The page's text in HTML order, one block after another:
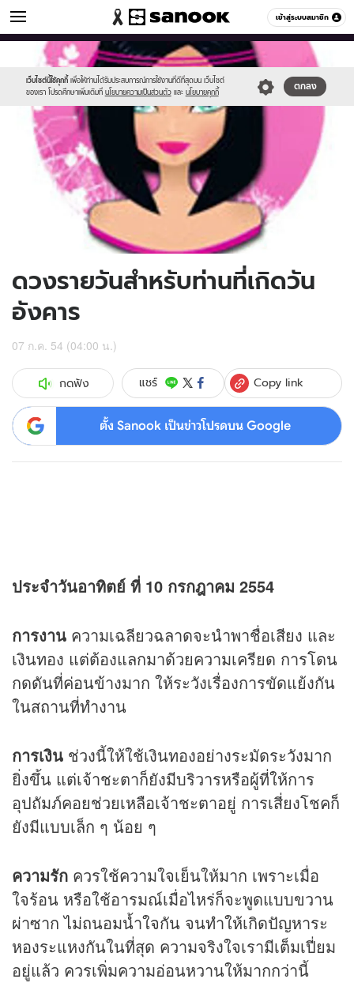
เข้าสู่ระบบสมาชิก
ดูดวง หมวดอื่นๆ
เว็บไซต์นี้ใช้คุกกี้ เพื่อให้ท่านได้รับประสบการณ์การใช้งานที่ดีที่สุดบน เว็บไซต์
ของเรา โปรดศึกษาเพิ่มเติมที่ นโยบายความเป็นส่วนตัว และ นโยบายคุกกี้
ตกลง
Sanook
//s.isanook.com/sr/0/images/logo-
sanook.png
//s.isanook.com/ho/0/ud/3/16253/170-
ดวงรายวันสำหรับท่านที่เกิดวัน
อังคาร
07 ก.ค. 54 (04:00 น.)
กดฟัง แชร์ Copy link
ตั้ง Sanook เป็นข่าวโปรดบน Google
ประจำวันอาทิตย์ ที่ 10 กรกฎาคม 2554
การงาน ความเฉลียวฉลาดจะนำพาชื่อเสียง และ
เงินทอง แต่ต้องแลกมาด้วยความเครียด การโดน
กดดันที่ค่อนข้างมาก ให้ระวังเรื่องการขัดแย้งกัน
ในสถานที่ทำงาน
การเงิน ช่วงนี้ให้ใช้เงินทองอย่างระมัดระวังมาก
ยิ่งขึ้น แต่เจ้าชะตาก็ยังมีบริวารหรือผู้ที่ให้การ
อุปถัมภ์คอยช่วยเหลือเจ้าชะตาอยู่ การเสี่ยงโชคก็
ยังมีแบบเล็ก ๆ น้อย ๆ
ความรัก ควรใช้ความใจเย็นให้มาก เพราะเมื่อ
ใจร้อน หรือใช้อารมณ์เมื่อไหร่ก็จะพูดแบบขวาน
ผ่าซาก ไม่ถนอมน้ำใจกัน จนทำให้เกิดปัญหาระ
หองระแหงกันในที่สุด ความจริงใจเรามีเต็มเปี่ยม
อยู่แล้ว ควรเพิ่มความอ่อนหวานให้มากกว่านี้